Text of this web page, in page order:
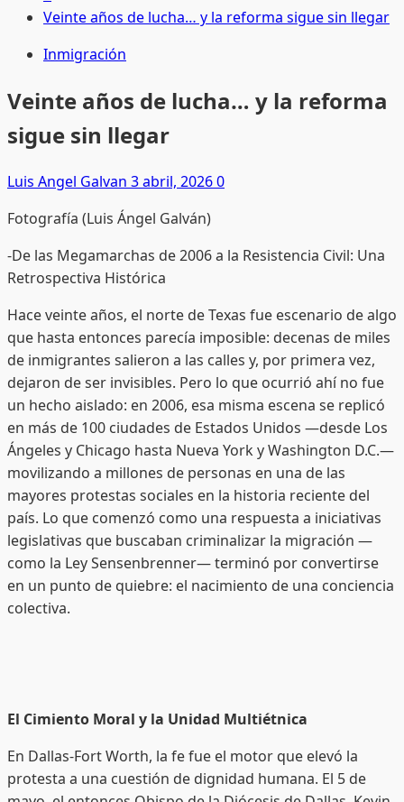
Veinte años de lucha… y la reforma sigue sin llegar
Inmigración
Veinte años de lucha… y la reforma
sigue sin llegar
Luis Angel Galvan 3 abril, 20260
Fotografía (Luis Ángel Galván)
-De las Megamarchas de 2006 a la Resistencia Civil: Una
Retrospectiva Histórica
Hace veinte años, el norte de Texas fue escenario de algo
que hasta entonces parecía imposible: decenas de miles
de inmigrantes salieron a las calles y, por primera vez,
dejaron de ser invisibles. Pero lo que ocurrió ahí no fue
un hecho aislado: en 2006, esa misma escena se replicó
en más de 100 ciudades de Estados Unidos —desde Los
Ángeles y Chicago hasta Nueva York y Washington D.C.—
movilizando a millones de personas en una de las
mayores protestas sociales en la historia reciente del
país. Lo que comenzó como una respuesta a iniciativas
legislativas que buscaban criminalizar la migración —
como la Ley Sensenbrenner— terminó por convertirse
en un punto de quiebre: el nacimiento de una conciencia
colectiva.
El Cimiento Moral y la Unidad Multiétnica
En Dallas-Fort Worth, la fe fue el motor que elevó la
protesta a una cuestión de dignidad humana. El 5 de